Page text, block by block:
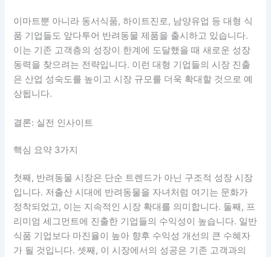
이마트뿐 아니라 동서식품, 하이트진로, 남양유업 등 대형 식
품 기업들도 앞다투어 반려동물 제품을 출시하고 있습니다.
이는 기존 고객층의 성장이 한계에 도달했을 때 새로운 성장
동력을 찾으려는 전략입니다. 이런 대형 기업들의 시장 진출
은 산업 성숙도를 높이고 시장 규모를 더욱 확대할 것으로 예
상됩니다.
결론: 실전 인사이트
핵심 요약 3가지
첫째, 반려동물 시장은 단순 트렌드가 아닌 구조적 성장 시장
입니다. 저출산 시대에 반려동물을 자녀처럼 여기는 문화가
정착되었고, 이는 지속적인 시장 확대를 의미합니다. 둘째, 프
리미엄 세그먼트에 진출한 기업들의 수익성이 높습니다. 일반
식품 기업보다 마진율이 높아 향후 수익성 개선의 큰 수혜자
가 될 것입니다. 셋째, 이 시장에서의 성공은 기존 고객과의